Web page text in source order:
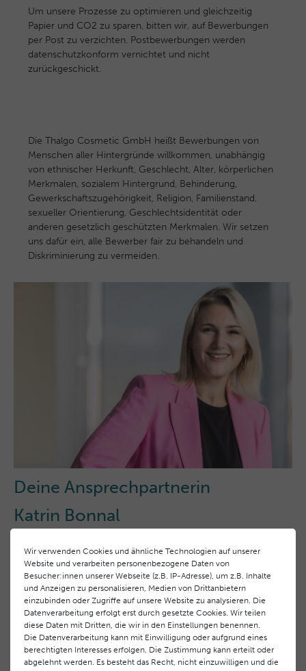
Um unsere Prozesse zu optimieren und gleichzeitig
Papier und CO2 zu sparen, bitten wir, auf Bewerbungen
per Post zu verzichten. Postbewerbungen werden
datenschutzkonform vernichtet und nicht
zurückgeschickt.
Die Thalgo Cosmetic GmbH heißt Bewerbungen von
Menschen aller Hintergründe willkommen, unabhängig
von ethnischer Herkunft, Geschlecht, Alter, körperlichen
Merkmalen, sozialem Hintergrund, Behinderung,
Gewerkschaftszugehörigkeit, Religion, Familienstand,
sexueller Orientierung, Geschlechtsidentität oder
anderen gesetzlich geschützten Merkmalen. Wir setzen
uns dafür ein, alle Bewerber fair zu behandeln und
Diskriminierung zu vermeiden.
Deine Ansprechpartnerin
Katrin Bonnal
Kontakt
Das Bewerbungsformular ist bitte möglichst
vollständig
Wir verwenden Cookies und ähnliche Technologien auf unserer
Website und verarbeiten personenbezogene Daten von
Besucher:innen unserer Webseite (z.B. IP-Adresse), um z.B. Inhalte
und Anzeigen zu personalisieren, Medien von Drittanbietern
einzubinden oder Zugriffe auf unsere Website zu analysieren. Die
Datenverarbeitung erfolgt erst durch gesetzte Cookies. Wir teilen
diese Daten mit Dritten, die wir in den Einstellungen benennen.
Die Datenverarbeitung kann mit Einwilligung oder aufgrund eines
berechtigten Interesses erfolgen. Die Zustimmung kann erteilt oder
abgelehnt werden. Es besteht das Recht, nicht einzuwilligen und die